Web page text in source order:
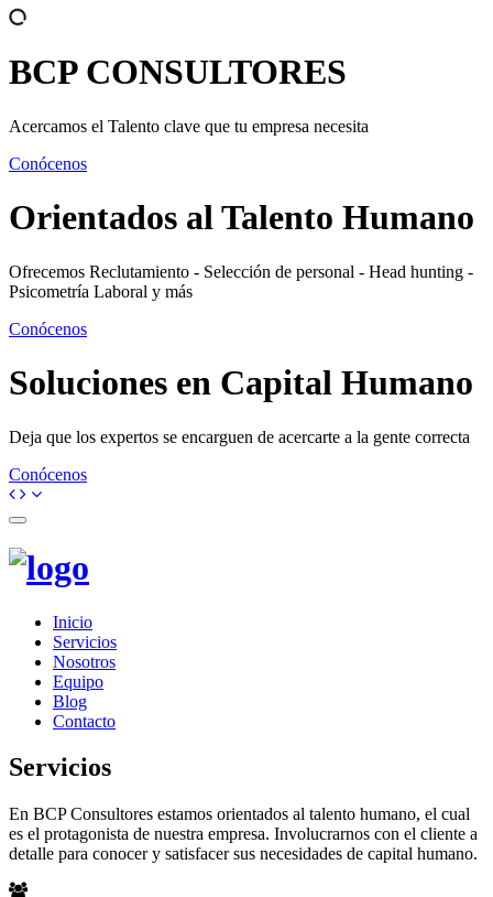
BCPCONSULTORES
Acercamos el Talento clave que tu empresa necesita
Conócenos
Orientados alTalento Humano
Ofrecemos Reclutamiento - Selección de personal - Head hunting -
Psicometría Laboral y más
Conócenos
Soluciones en Capital Humano
Deja que los expertos se encarguen de acercarte a la gente correcta
Conócenos
Toggle
Inicio
Servicios
Nosotros
Equipo
Blog
Contacto
Servicios
En BCP Consultores estamos orientados al talento humano, el cual
es el protagonista de nuestra empresa. Involucrarnos con el cliente a
detalle para conocer y satisfacer sus necesidades de capital humano.